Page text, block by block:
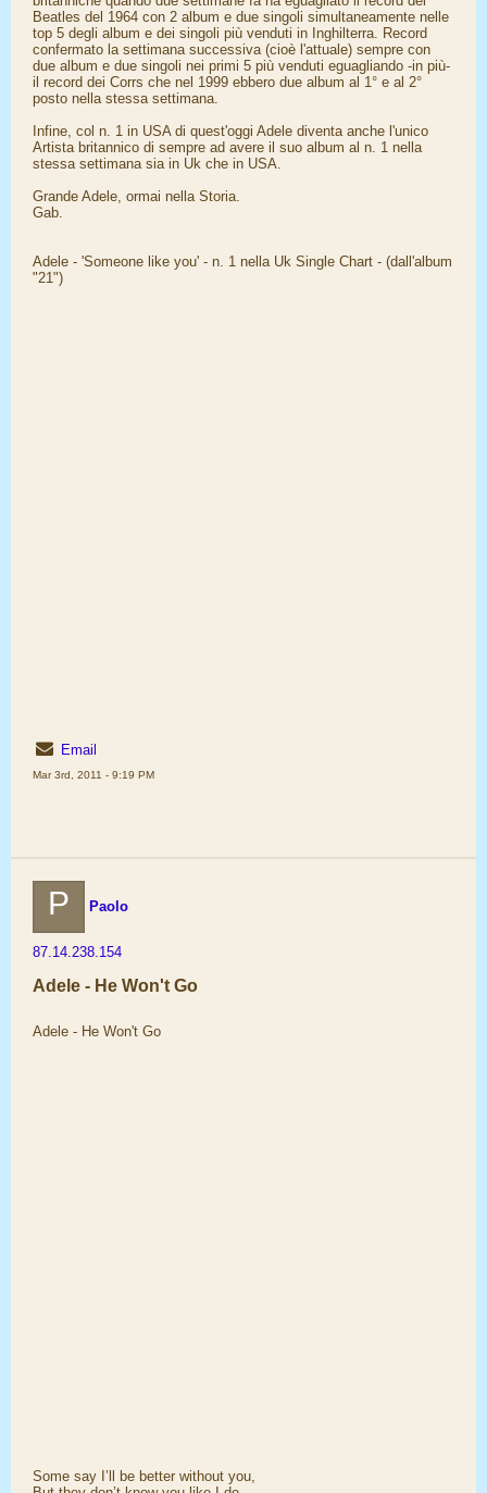
Beatles del 1964 con 2 album e due singoli simultaneamente nelle
top 5 degli album e dei singoli più venduti in Inghilterra. Record
confermato la settimana successiva (cioè l'attuale) sempre con
due album e due singoli nei primi 5 più venduti eguagliando -in più-
il record dei Corrs che nel 1999 ebbero due album al 1° e al 2°
posto nella stessa settimana.
Infine, col n. 1 in USA di quest'oggi Adele diventa anche l'unico
Artista britannico di sempre ad avere il suo album al n. 1 nella
stessa settimana sia in Uk che in USA.
Grande Adele, ormai nella Storia.
Gab.
Adele - 'Someone like you' - n. 1 nella Uk Single Chart - (dall'album
"21")
Email
Mar 3rd, 2011 - 9:19 PM
P Paolo
87.14.238.154
Adele - He Won't Go
Adele - He Won't Go
Some say I’ll be better without you,